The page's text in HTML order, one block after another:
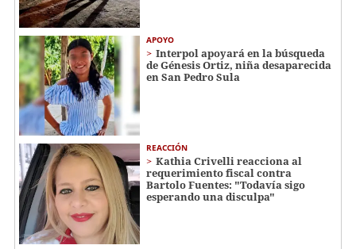
APOYO
Interpol apoyará en la búsqueda
de Génesis Ortiz, niña desaparecida
en San Pedro Sula
REACCIÓN
Kathia Crivelli reacciona al
requerimiento fiscal contra
Bartolo Fuentes: "Todavía sigo
esperando una disculpa"